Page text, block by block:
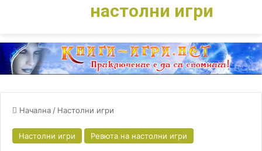
настолни игри
Начална/ Настолни игри
Настолни игри Ревюта на настолни игри